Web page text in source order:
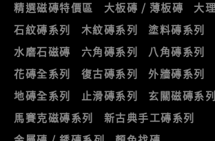
精選磁磚特價區 大板磚 / 薄板磚
大
石紋磚系列
木紋磚系列 塗料磚系列
水磨石磁磚
六角磚系列 八角磚系列
花磚全系列
復古磚系列 外牆磚系列
地磚全系列
止滑磚系列
玄關磁磚系列
馬賽克磁磚系列
新古典手工磚系列